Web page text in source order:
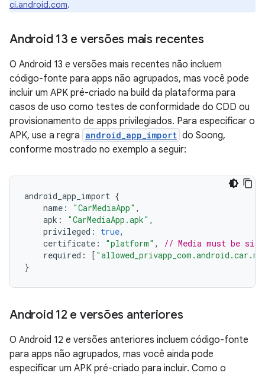
ci.android.com.
Android 13 e versões mais recentes
O Android 13 e versões mais recentes não incluem
código-fonte para apps não agrupados, mas você pode
incluir um APK pré-criado na build da plataforma para
casos de uso como testes de conformidade do CDD ou
provisionamento de apps privilegiados. Para especificar o
APK, use a regra android_app_import do Soong,
conforme mostrado no exemplo a seguir:
android_app_import {
name : "CarMediaApp" ,
apk : "CarMediaApp.apk" ,
privileged : true,
certificate : "platform" ,
// Media must be
required : [
}
Android 12 e versões anteriores
O Android 12 e versões anteriores incluem código-fonte
para apps não agrupados, mas você ainda pode
especificar um APK pré-criado para incluir. Como o